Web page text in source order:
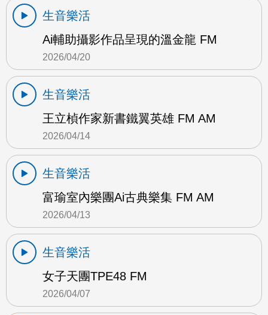
生音樂活
Ai輔助攝影作品呈現的溫金龍 FM
2026/04/20
生音樂活
王立楨作家新書鐵翼英雄 FM AM
2026/04/14
生音樂活
富瑜室內樂團Ai古典樂集 FM AM
2026/04/13
生音樂活
女子天團TPE48 FM
2026/04/07